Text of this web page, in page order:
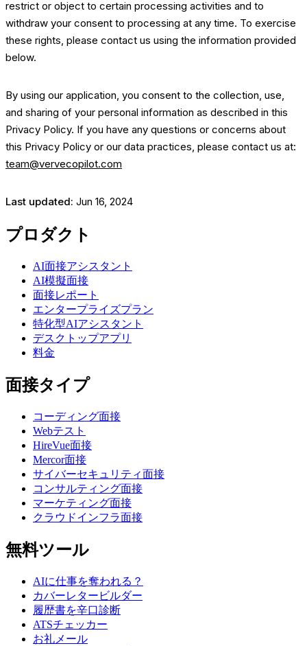
restrict or object to certain processing activities and to
withdraw your consent to processing at any time. To exercise
these rights, please contact us using the information provided
below.
By using our application, you consent to the collection, use,
and sharing of your personal information as described in this
Privacy Policy. If you have any questions or concerns about
this Privacy Policy or our data practices, please contact us at:
team@vervecopilot.com
Last updated: Jun 16, 2024
プロダクト
AI面接アシスタント
AI模擬面接
面接レポート
エンタープライズプラン
特化型AIアシスタント
デスクトップアプリ
料金
面接タイプ
コーディング面接
Webテスト
HireVue面接
Mercor面接
サイバーセキュリティ面接
コンサルティング面接
マーケティング面接
クラウドインフラ面接
無料ツール
AIに仕事を奪われる？
カバーレタービルダー
履歴書を辛口診断
ATSチェッカー
お礼メール